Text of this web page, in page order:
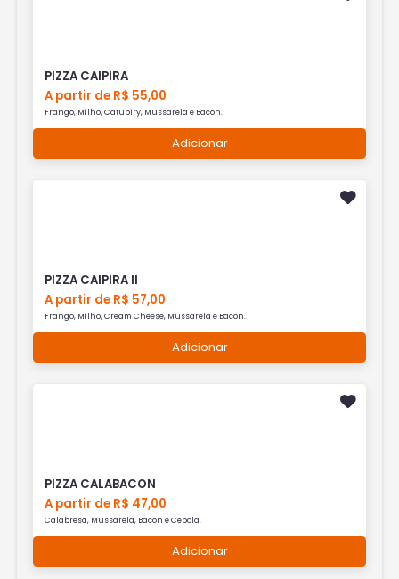
PIZZA CAIPIRA
A partir de R$ 55,00
Frango, Milho, Catupiry, Mussarela e Bacon.
Adicionar
PIZZA CAIPIRA II
A partir de R$ 57,00
Frango, Milho, Cream Cheese, Mussarela e Bacon.
Adicionar
PIZZA CALABACON
A partir de R$ 47,00
Calabresa, Mussarela, Bacon e Cebola.
Adicionar